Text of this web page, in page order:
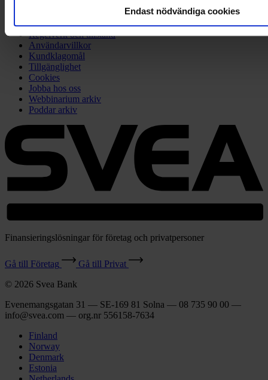
Endast nödvändiga cookies
Svårlurad
Regelverk och tillstånd
Användarvillkor
Kundklagomål
Tillgänglighet
Cookies
Jobba hos oss
Webbinarium arkiv
Poddar arkiv
Finansieringslösningar för företag och privatpersoner
Gå till Företag
Gå till Privat
© 2026 Svea Bank
Evenemangsgatan 31 — SE-169 81 Solna — 08 735 90 00 —
info@svea.com — org.nr 556158‑7634
Finland
Norway
Denmark
Estonia